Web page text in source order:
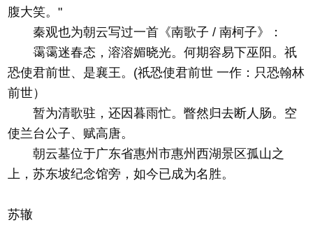
腹大笑。"
秦观也为朝云写过一首《南歌子 / 南柯子》：
霭霭迷春态，溶溶媚晓光。何期容易下巫阳。祇
恐使君前世、是襄王。(祇恐使君前世 一作：只恐翰林
前世）
暂为清歌驻，还因暮雨忙。瞥然归去断人肠。空
使兰台公子、赋高唐。
朝云墓位于广东省惠州市惠州西湖景区孤山之
上，苏东坡纪念馆旁，如今已成为名胜。
苏辙